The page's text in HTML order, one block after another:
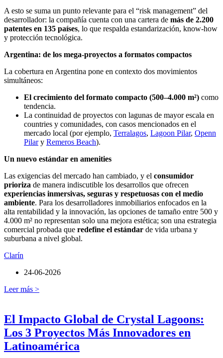
A esto se suma un punto relevante para el “risk management” del
desarrollador: la compañía cuenta con una cartera de más de 2.200
patentes en 135 países, lo que respalda estandarización, know-how
y protección tecnológica.
Argentina: de los mega-proyectos a formatos compactos
La cobertura en Argentina pone en contexto dos movimientos
simultáneos:
El crecimiento del formato compacto (500–4.000 m²) como
tendencia.
La continuidad de proyectos con lagunas de mayor escala en
countries y comunidades, con casos mencionados en el
mercado local (por ejemplo, Terralagos, Lagoon Pilar, Openn
Pilary Remeros Beach).
Un nuevo estándar en amenities
Las exigencias del mercado han cambiado, y el consumidor
prioriza de manera indiscutible los desarrollos que ofrecen
experiencias inmersivas, seguras y respetuosas con el medio
ambiente. Para los desarrolladores inmobiliarios enfocados en la
alta rentabilidad y la innovación, las opciones de tamaño entre 500 y
4.000 m² no representan solo una mejora estética; son una estrategia
comercial probada que redefine el estándar de vida urbana y
suburbana a nivel global.
Clarín
24-06-2026
Leer más >
El Impacto Global de Crystal Lagoons:
Los 3 Proyectos Más Innovadores en
Latinoamérica